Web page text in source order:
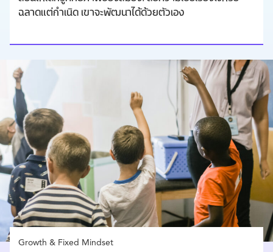
ฉลาดแต่กำเนิด เขาจะพัฒนาได้ด้วยตัวเอง
Growth & Fixed Mindset